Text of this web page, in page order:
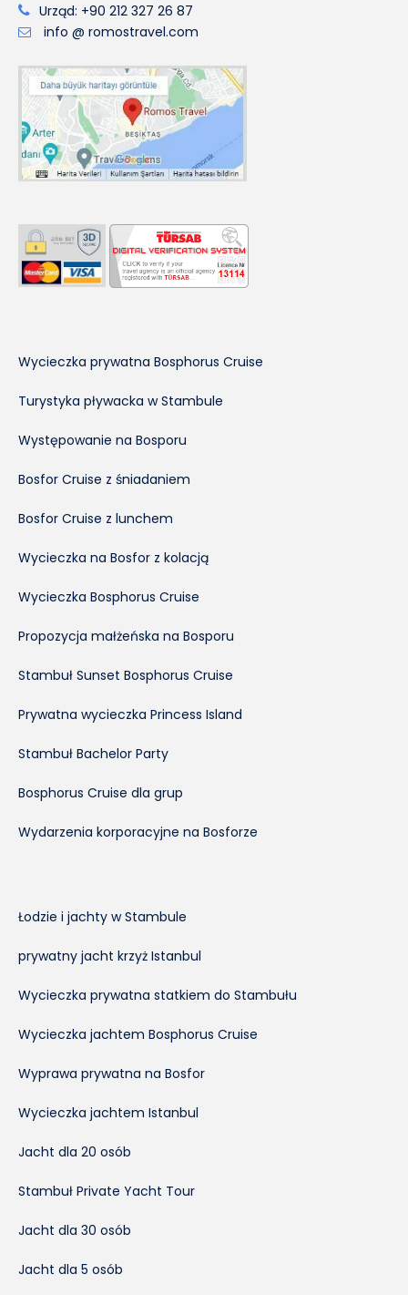
Urząd: +90 212 327 26 87
info @ romostravel.com
Wycieczka prywatna Bosphorus Cruise
Turystyka pływacka w Stambule
Występowanie na Bosporu
Bosfor Cruise z śniadaniem
Bosfor Cruise z lunchem
Wycieczka na Bosfor z kolacją
Wycieczka Bosphorus Cruise
Propozycja małżeńska na Bosporu
Stambuł Sunset Bosphorus Cruise
Prywatna wycieczka Princess Island
Stambuł Bachelor Party
Bosphorus Cruise dla grup
Wydarzenia korporacyjne na Bosforze
Łodzie i jachty w Stambule
prywatny jacht krzyż Istanbul
Wycieczka prywatna statkiem do Stambułu
Wycieczka jachtem Bosphorus Cruise
Wyprawa prywatna na Bosfor
Wycieczka jachtem Istanbul
Jacht dla 20 osób
Stambuł Private Yacht Tour
Jacht dla 30 osób
Jacht dla 5 osób